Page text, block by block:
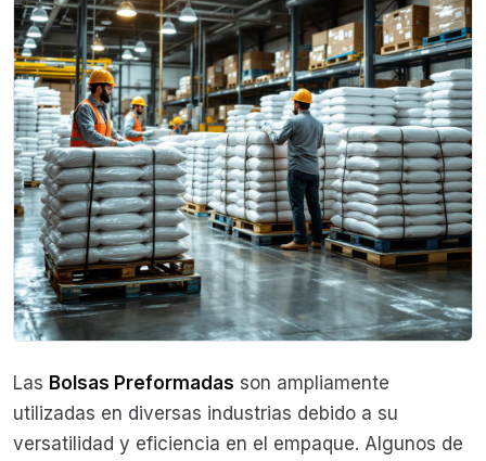
Las Bolsas Preformadas son ampliamente
utilizadas en diversas industrias debido a su
versatilidad y eficiencia en el empaque. Algunos de